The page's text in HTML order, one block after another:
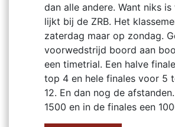
dan alle andere. Want niks
lijkt bij de ZRB. Het
zaterdag maar op zondag.
voorwedstrijd boord aan
een timetrial. Een halve
top 4 en hele finales voor 5
12. En dan nog de
1500 en in de finales een